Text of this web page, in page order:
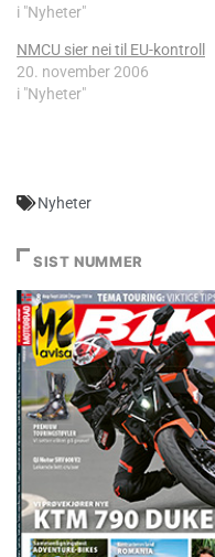
i "Nyheter"
NMCU sier nei til EU-kontroll
20. november 2006
i "Nyheter"
Nyheter
SIST NUMMER